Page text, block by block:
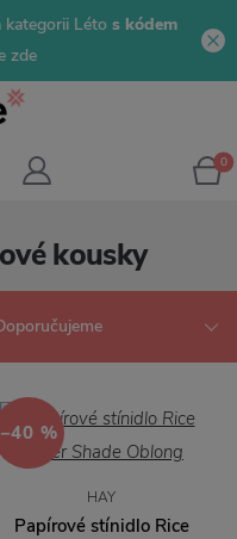
kategorii Léto s kódem
zde
0
kousky
−40 %
HAY
Papírové stínidlo Rice